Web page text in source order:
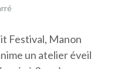
Festival, Manon
un atelier éveil